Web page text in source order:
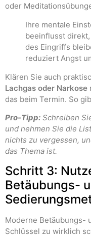
oder
Ihre mentale
beeinflusst
des Eingriffs
reduziert Angst
Klären Sie auch
Lachgas oder Narkose
das beim Termin. So
Pro-Tipp: Schreiben
und nehmen Sie die
nichts zu vergessen,
das Thema ist.
Schritt 3:
Betäubungs-
Moderne Betäubungs-
Schlüssel zu wirklich